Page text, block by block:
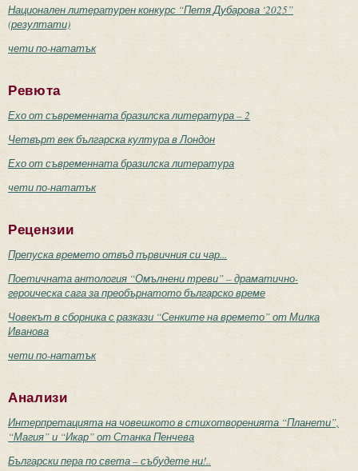
Национален литературен конкурс “Петя Дубарова ‘2025”
(резултати)
чети по-нататък
Ревюта
Ехо от съвременната бразилска литература – 2
Четвърт век българска култура в Лондон
Ехо от съвременната бразилска литература
чети по-нататък
Рецензии
Препуска времето отвъд първичния си чар...
Поетичната антология “Омълнени треви” – драматично-
героическа сага за преобърнатото българско време
Човекът в сборника с разкази “Сенките на времето” от Милка
Иванова
чети по-нататък
Анализи
Интерпретацията на човешкото в стихотворенията “Планети”,
“Магия” и “Икар” от Станка Пенчева
Български пера по света – събудете ни!..